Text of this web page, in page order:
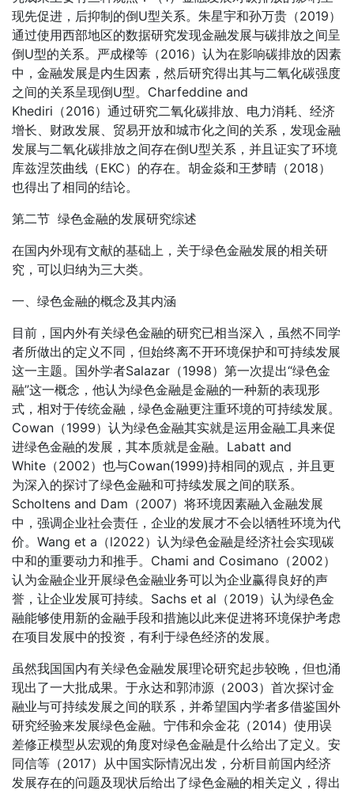
现先促进，后抑制的倒U型关系。朱星宇和孙万贵（2019）
通过使用西部地区的数据研究发现金融发展与碳排放之间呈
倒U型的关系。严成樑等（2016）认为在影响碳排放的因素
中，金融发展是内生因素，然后研究得出其与二氧化碳强度
之间的关系呈现倒U型。Charfeddine and
Khediri（2016）通过研究二氧化碳排放、电力消耗、经济
增长、财政发展、贸易开放和城市化之间的关系，发现金融
发展与二氧化碳排放之间存在倒U型关系，并且证实了环境
库兹涅茨曲线（EKC）的存在。胡金焱和王梦晴（2018）
也得出了相同的结论。
第二节 绿色金融的发展研究综述
在国内外现有文献的基础上，关于绿色金融发展的相关研
究，可以归纳为三大类。
一、绿色金融的概念及其内涵
目前，国内外有关绿色金融的研究已相当深入，虽然不同学
者所做出的定义不同，但始终离不开环境保护和可持续发展
这一主题。国外学者Salazar（1998）第一次提出“绿色金
融”这一概念，他认为绿色金融是金融的一种新的表现形
式，相对于传统金融，绿色金融更注重环境的可持续发展。
Cowan（1999）认为绿色金融其实就是运用金融工具来促
进绿色金融的发展，其本质就是金融。Labatt and
White（2002）也与Cowan(1999)持相同的观点，并且更
为深入的探讨了绿色金融和可持续发展之间的联系。
Scholtens and Dam（2007）将环境因素融入金融发展
中，强调企业社会责任，企业的发展才不会以牺牲环境为代
价。Wang et a（l2022）认为绿色金融是经济社会实现碳
中和的重要动力和推手。Chami and Cosimano（2002）
认为金融企业开展绿色金融业务可以为企业赢得良好的声
誉，让企业发展可持续。Sachs et al（2019）认为绿色金
融能够使用新的金融手段和措施以此来促进将环境保护考虑
在项目发展中的投资，有利于绿色经济的发展。
虽然我国国内有关绿色金融发展理论研究起步较晚，但也涌
现出了一大批成果。于永达和郭沛源（2003）首次探讨金
融业与可持续发展之间的联系，并希望国内学者多借鉴国外
研究经验来发展绿色金融。宁伟和佘金花（2014）使用误
差修正模型从宏观的角度对绿色金融是什么给出了定义。安
同信等（2017）从中国实际情况出发，分析目前国内经济
发展存在的问题及现状后给出了绿色金融的相关定义，得出